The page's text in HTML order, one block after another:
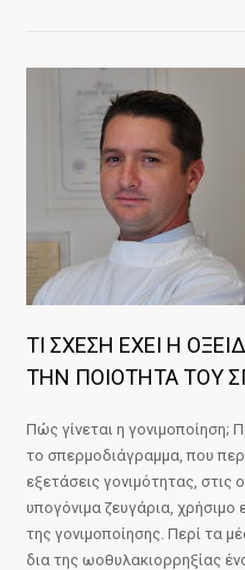
ΤΙ ΣΧΕΣΗ ΕΧΕΙ Η
ΤΗΝ ΠΟΙΟΤΗΤΑ ΤΟΥ
Πώς γίνεται η γονιμοποίηση;
το σπερμοδιάγραμμα, που
εξετάσεις γονιμότητας,
υπογόνιμα ζευγάρια, χρήσιμο
της γονιμοποίησης. Περί τα
δια της ωοθυλακιορρηξίας